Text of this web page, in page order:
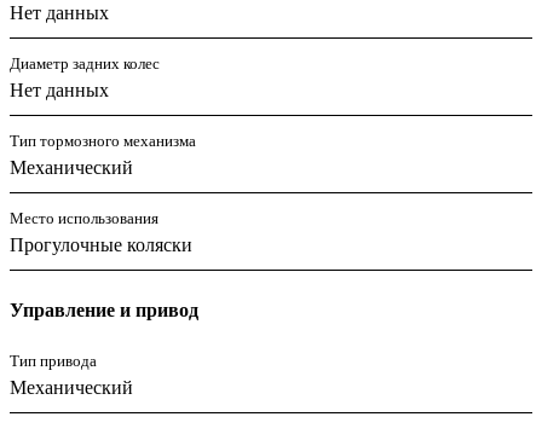
Нет данных
Диаметр задних колес
Нет данных
Тип тормозного механизма
Механический
Место использования
Прогулочные коляски
Управление и привод
Тип привода
Механический